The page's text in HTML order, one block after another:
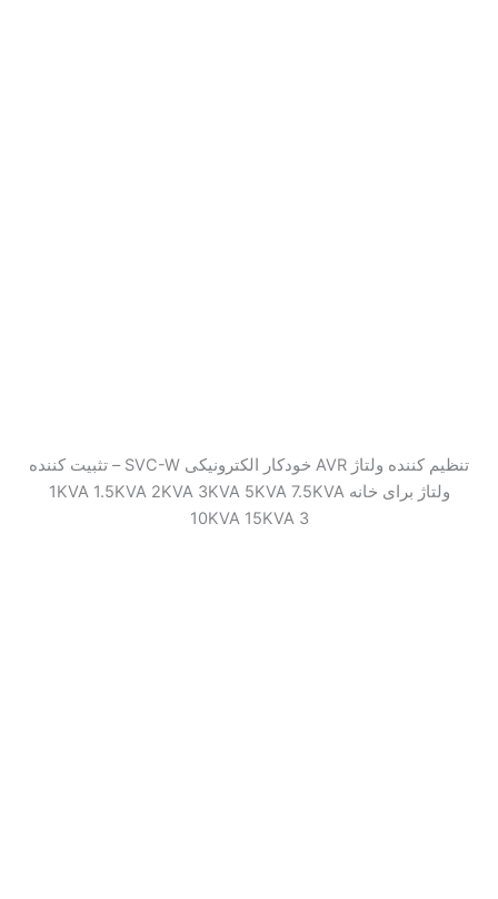
تنظیم کننده ولتاژ AVR خودکار الکترونیکی SVC-W – تثبیت کننده
ولتاژ برای خانه 1KVA 1.5KVA 2KVA 3KVA 5KVA 7.5KVA
10KVA 15KVA 3